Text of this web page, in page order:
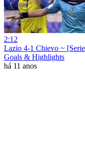
2:12
Lazio 4-1 Chievo ~
Goals & Highlights
há 11 anos